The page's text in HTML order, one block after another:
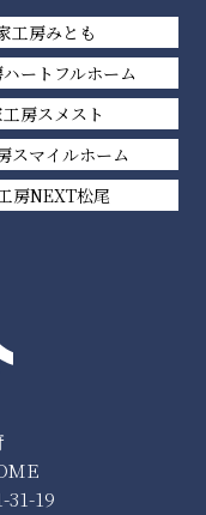
31-19
工房みとも
ートフルホーム
房スメスト
スマイルホーム
房NEXT松尾